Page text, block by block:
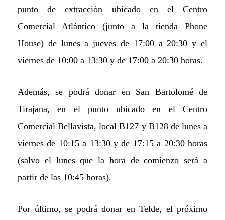
punto de extracción ubicado en el Centro
Comercial Atlántico (junto a la tienda Phone
House) de lunes a jueves de 17:00 a 20:30 y el
viernes de 10:00 a 13:30 y de 17:00 a 20:30 horas.
Además, se podrá donar en San Bartolomé de
Tirajana, en el punto ubicado en el Centro
Comercial Bellavista, local B127 y B128 de lunes a
viernes de 10:15 a 13:30 y de 17:15 a 20:30 horas
(salvo el lunes que la hora de comienzo será a
partir de las 10:45 horas).
Por último, se podrá donar en Telde, el próximo